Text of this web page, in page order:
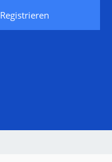
Registrieren